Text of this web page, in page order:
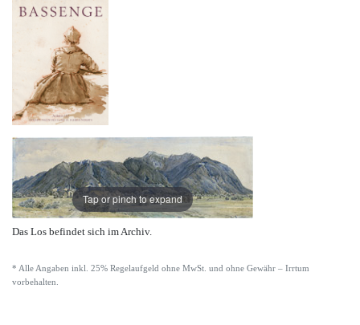
Tap or pinch to expand
Das Los befindet sich im Archiv.
* Alle Angaben inkl. 25% Regelaufgeld ohne MwSt. und ohne Gewähr – Irrtum
vorbehalten.